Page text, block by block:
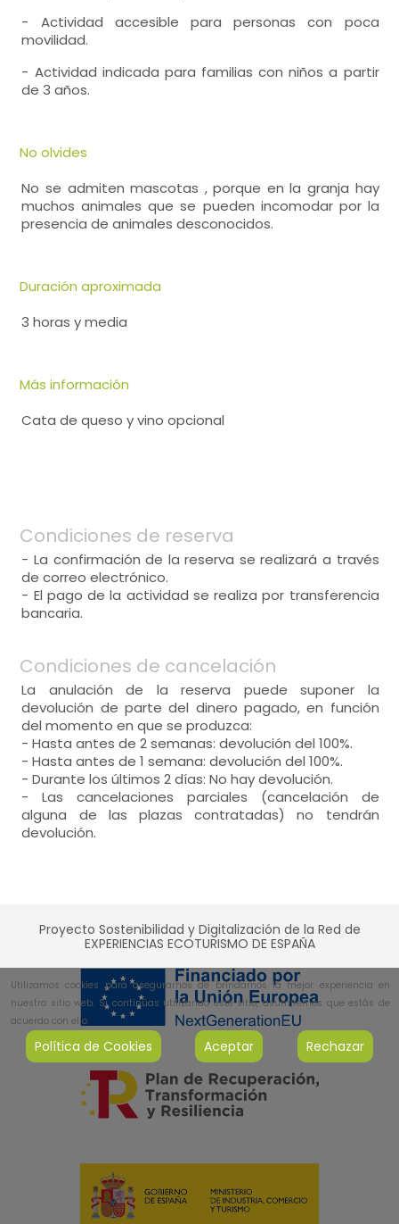
- Actividad accesible para personas con poca
movilidad.
- Actividad indicada para familias con niños a partir
de 3 años.
No olvides
No se admiten mascotas , porque en la granja hay
muchos animales que se pueden incomodar por la
presencia de animales desconocidos.
Duración aproximada
3 horas y media
Más información
Cata de queso y vino opcional
Condiciones de reserva
- La confirmación de la reserva se realizará a través
de correo electrónico.
- El pago de la actividad se realiza por transferencia
bancaria.
Condiciones de cancelación
La anulación de la reserva puede suponer la
devolución de parte del dinero pagado, en función
del momento en que se produzca:
- Hasta antes de 2 semanas: devolución del 100%.
- Hasta antes de 1 semana: devolución del 100%.
- Durante los últimos 2 días: No hay devolución.
- Las cancelaciones parciales (cancelación de
alguna de las plazas contratadas) no tendrán
devolución.
Proyecto Sostenibilidad y Digitalización de la Red de
EXPERIENCIAS ECOTURISMO DE ESPAÑA
Utilizamos cookies para asegurarnos de brindarnos la mejor experiencia en
nuestro sitio web. Si continúas utilizando este sitio, asumiremos que estás de
acuerdo con ello.
Política de Cookies Aceptar Rechazar